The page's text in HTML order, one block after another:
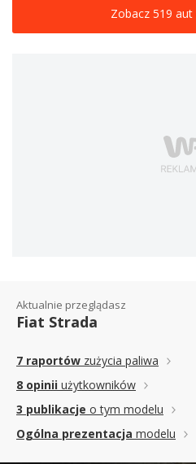
Zobacz 519 aut
Aktualnie przeglądasz
Fiat Strada
7 raportów zużycia paliwa
8 opinii użytkowników
3 publikacje o tym modelu
Ogólna prezentacja modelu